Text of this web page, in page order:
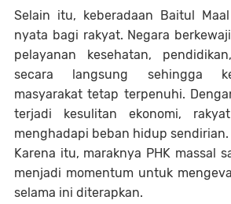
Selain itu, keberadaan Baitul
nyata bagi rakyat. Negara
pelayanan kesehatan,
secara langsung sehingga
masyarakat tetap terpenuhi.
terjadi kesulitan ekonomi,
menghadapi beban hidup sendirian.
Karena itu, maraknya PHK massal
menjadi momentum untuk
selama ini diterapkan.